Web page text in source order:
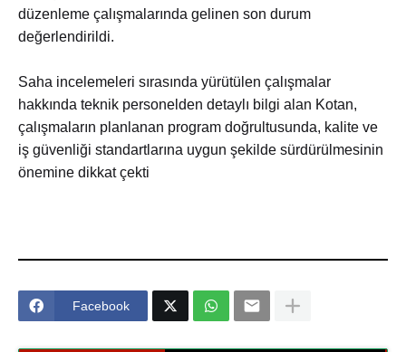
düzenleme çalışmalarında gelinen son durum
değerlendirildi.
Saha incelemeleri sırasında yürütülen çalışmalar
hakkında teknik personelden detaylı bilgi alan Kotan,
çalışmaların planlanan program doğrultusunda, kalite ve
iş güvenliği standartlarına uygun şekilde sürdürülmesinin
önemine dikkat çekti
Facebook